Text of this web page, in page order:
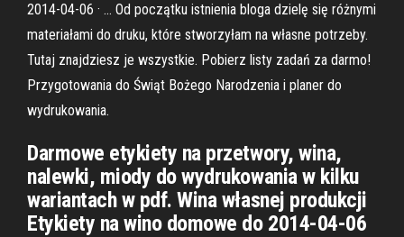
2014-04-06 · … Od początku istnienia bloga dzielę się różnymi
materiałami do druku, które stworzyłam na własne potrzeby.
Tutaj znajdziesz je wszystkie. Pobierz listy zadań za darmo!
Przygotowania do Świąt Bożego Narodzenia i planer do
wydrukowania.
Darmowe etykiety na przetwory, wina,
nalewki, miody do wydrukowania w kilku
wariantach w pdf. Wina własnej produkcji
Etykiety na wino domowe do 2014-04-06